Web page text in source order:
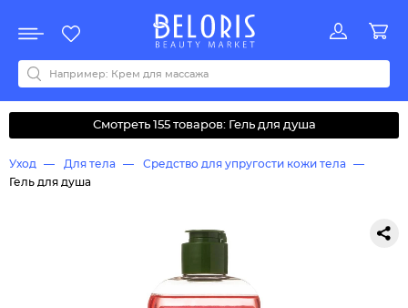
Акции
Все бренды
0-9ABCDEFGHIJKLMNOPQRSTUVWYZАБВДЗИМОКЛНПРСТУФ
Смотреть 155 товаров: Гель для душа
Уход Для тела
Средство для упругости кожи тела
Гель для душа